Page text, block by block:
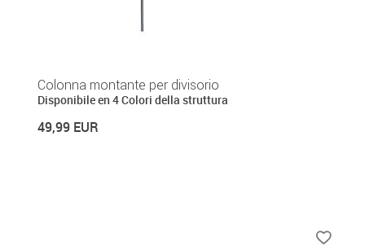
Colonna montante per divisorio
Disponibile en 4 Colori della struttura
49,99 EUR